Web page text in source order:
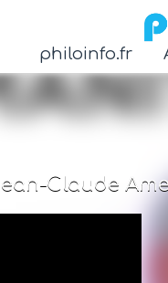
Claude
philoinfo.fr